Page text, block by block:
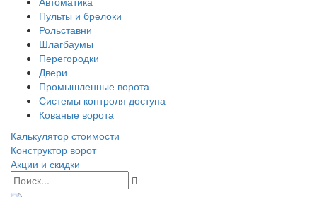
Пульты и брелоки
Рольставни
Шлагбаумы
Перегородки
Двери
Промышленные ворота
Системы контроля доступа
Кованые ворота
Калькулятор стоимости
Конструктор ворот
Акции и скидки